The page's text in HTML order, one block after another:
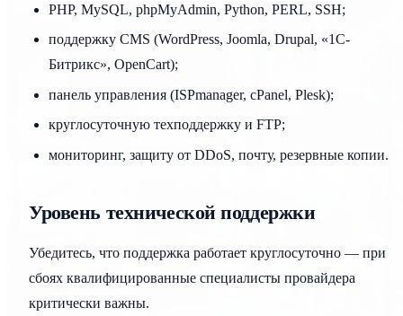
PHP, MySQL, phpMyAdmin, Python, PERL, SSH;
поддержку CMS (WordPress, Joomla, Drupal, «1С-
Битрикс», OpenCart);
панель управления (ISPmanager, cPanel, Plesk);
круглосуточную техподдержку и FTP;
мониторинг, защиту от DDoS, почту, резервные копии.
Уровень технической поддержки
Убедитесь, что поддержка работает круглосуточно — при
сбоях квалифицированные специалисты провайдера
критически важны.